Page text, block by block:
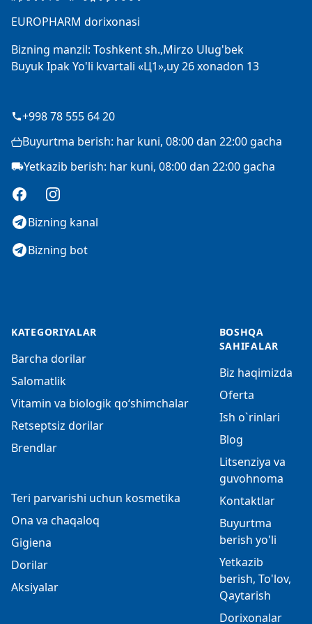
EUROPHARM dorixonasi
Bizning manzil: Toshkent sh.,Mirzo Ulug'bek
Buyuk Ipak Yo'li kvartali «Ц1»,uy 26 xonadon 13
+998 78 555 64 20
Buyurtma berish: har kuni, 08:00 dan 22:00 gacha
Yetkazib berish: har kuni, 08:00 dan 22:00 gacha
FacebookInstagram
Bizning kanal
Bizning bot
KATEGORIYALAR
Barcha dorilar
Salomatlik
Vitamin va biologik qo‘shimchalar
Retseptsiz dorilar
Brendlar
Teri parvarishi uchun kosmetika
Ona va chaqaloq
Gigiena
Dorilar
Aksiyalar
BOSHQA
SAHIFALAR
Biz haqimizda
Oferta
Ish o`rinlari
Blog
Litsenziya va
guvohnoma
Kontaktlar
Buyurtma
berish yo'li
Yetkazib
berish, To'lov,
Qaytarish
Dorixonalar